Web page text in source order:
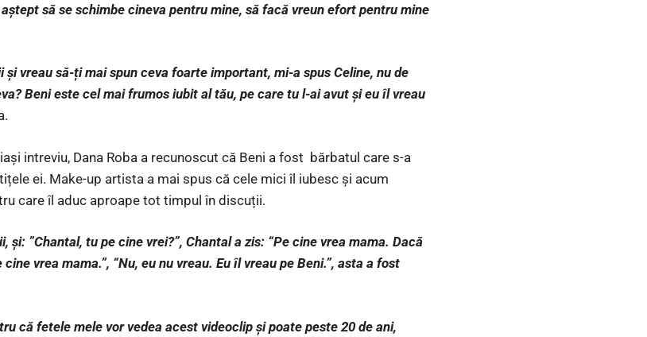
să se schimbe cineva pentru mine, să facă vreun efort pentru mine
și vreau să-ți mai spun ceva foarte important, mi-a spus Celine, nu de
Beni este cel mai frumos iubit al tău, pe care tu l-ai avut și eu îl vreau
intreviu, Dana Roba a recunoscut că Beni a fost bărbatul care s-a
ei. Make-up artista a mai spus că cele mici îl iubesc și acum
care îl aduc aproape tot timpul în discuții.
și: ”Chantal, tu pe cine vrei?”, Chantal a zis: “Pe cine vrea mama. Dacă
vrea mama.”, “Nu, eu nu vreau. Eu îl vreau pe Beni.”, asta a fost
că fetele mele vor vedea acest videoclip și poate peste 20 de ani,